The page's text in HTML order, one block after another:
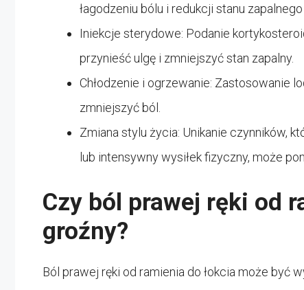
łagodzeniu bólu i redukcji stanu
Iniekcje sterydowe: Podanie
przynieść ulgę i zmniejszyć stan zapalny.
Chłodzenie i ogrzewanie: Zastosowanie
zmniejszyć ból.
Zmiana stylu życia: Unikanie czynników,
lub intensywny wysiłek fizyczny, może
Czy ból prawej ręki od
groźny?
Ból prawej ręki od ramienia do łokcia może być